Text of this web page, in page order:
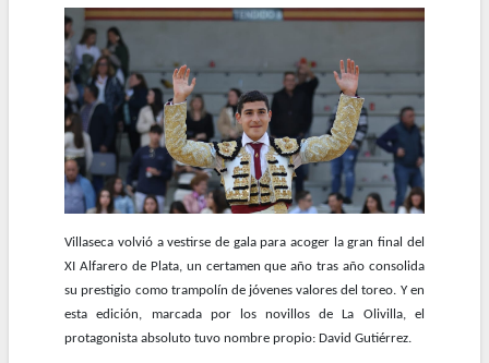
navegación
Villaseca volvió a vestirse de gala para acoger la gran final del
XI Alfarero de Plata, un certamen que año tras año consolida
su prestigio como trampolín de jóvenes valores del toreo. Y en
esta edición, marcada por los novillos de La Olivilla, el
protagonista absoluto tuvo nombre propio: David Gutiérrez.